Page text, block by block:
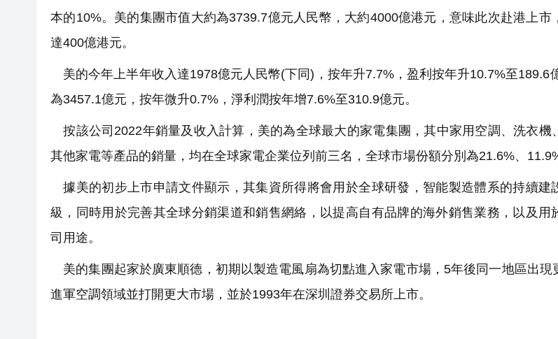
本的10%。美的集團市值大約為3739.7億元人民幣，大約4000億港元，意味此次赴港上市
達400億港元。
美的今年上半年收入達1978億元人民幣(下同)，按年升7.7%，盈利按年升10.7%至189.6
為3457.1億元，按年微升0.7%，淨利潤按年增7.6%至310.9億元。
按該公司2022年銷量及收入計算，美的為全球最大的家電集團，其中家用空調、洗衣機
其他家電等產品的銷量，均在全球家電企業位列前三名，全球市場份額分別為21.6%、
據美的初步上市申請文件顯示，其集資所得將會用於全球研發，智能製造體系的持續建
級，同時用於完善其全球分銷渠道和銷售網絡，以提高自有品牌的海外銷售業務，以及用
司用途。
美的集團起家於廣東順德，初期以製造電風扇為切點進入家電市場，5年後同一地區出現
進軍空調領域並打開更大市場，並於1993年在深圳證券交易所上市。